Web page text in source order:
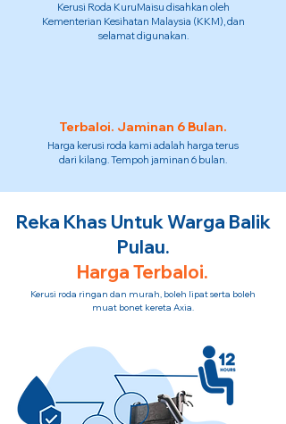
Kerusi Roda KuruMaisu disahkan oleh
Kementerian Kesihatan Malaysia (KKM), dan
selamat digunakan.
Terbaloi. Jaminan 6 Bulan.
Harga kerusi roda kami adalah harga terus
dari kilang. Tempoh jaminan 6 bulan.
Reka Khas Untuk Warga Balik
Pulau.
Harga Terbaloi.
Kerusi roda ringan dan murah, boleh lipat serta boleh
muat bonet kereta Axia.